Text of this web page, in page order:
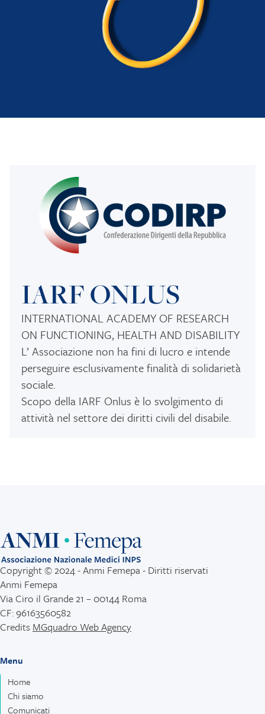
IARF ONLUS
INTERNATIONAL ACADEMY OF RESEARCH
ON FUNCTIONING, HEALTH AND DISABILITY
L’ Associazione non ha fini di lucro e intende
perseguire esclusivamente finalità di solidarietà
sociale.
Scopo della IARF Onlus è lo svolgimento di
attività nel settore dei diritti civili del disabile.
Copyright © 2024 - Anmi Femepa - Diritti riservati
Anmi Femepa
Via Ciro il Grande 21 – 00144 Roma
CF: 96163560582
Credits MGquadro Web Agency
Menu
Home
Chi siamo
Comunicati